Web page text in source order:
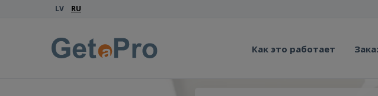
LV RU
Как это работает